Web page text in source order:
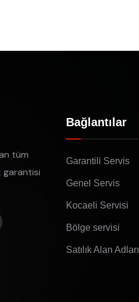
tüm
garantisi
Bağlantılar
Garantili Servis
Genel Servis
Kocaeli Servisi
Bölge servisi
Satılık Alan Adları